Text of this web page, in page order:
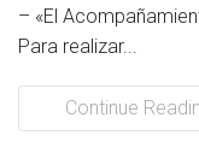
– «El
Para realizar...
Continue